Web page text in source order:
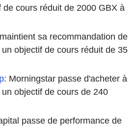
de cours réduit de 2000 GBX à
sa recommandation de
objectif de cours réduit de 35
: Morningstar passe d'acheter à
objectif de cours de 240
passe de performance de